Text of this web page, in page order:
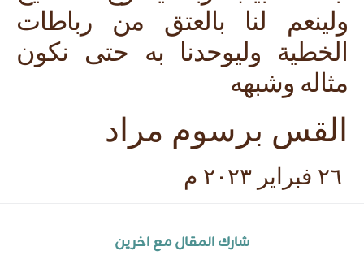
ولينعم لنا بالعتق من رباطات
الخطية وليوحدنا به حتى نكون
مثاله وشبهه
القس برسوم مراد
شارك المقال مع اخرين